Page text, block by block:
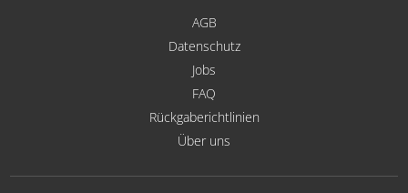
AGB
Datenschutz
Jobs
FAQ
Rückgaberichtlinien
Über uns